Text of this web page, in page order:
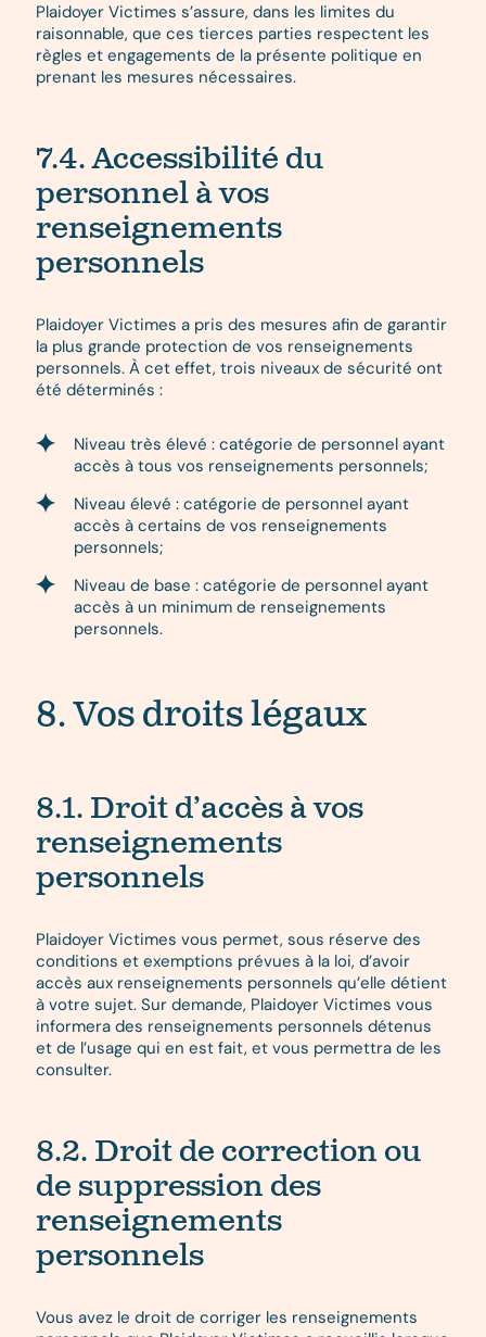
Plaidoyer Victimes s’assure, dans les limites du
raisonnable, que ces tierces parties respectent les
règles et engagements de la présente politique en
prenant les mesures nécessaires.
7.4. Accessibilité du
personnel à vos
renseignements
personnels
Plaidoyer Victimes a pris des mesures afin de garantir
la plus grande protection de vos renseignements
personnels. À cet effet, trois niveaux de sécurité ont
été déterminés :
Niveau très élevé : catégorie de personnel ayant
accès à tous vos renseignements personnels;
Niveau élevé : catégorie de personnel ayant
accès à certains de vos renseignements
personnels;
Niveau de base : catégorie de personnel ayant
accès à un minimum de renseignements
personnels.
8. Vos droits légaux
8.1. Droit d’accès à vos
renseignements
personnels
Plaidoyer Victimes vous permet, sous réserve des
conditions et exemptions prévues à la loi, d’avoir
accès aux renseignements personnels qu’elle détient
à votre sujet. Sur demande, Plaidoyer Victimes vous
informera des renseignements personnels détenus
et de l’usage qui en est fait, et vous permettra de les
consulter.
8.2. Droit de correction ou
de suppression des
renseignements
personnels
Vous avez le droit de corriger les renseignements